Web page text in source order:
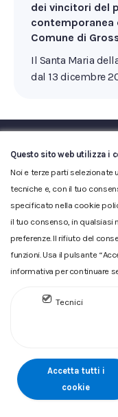
dei vincitori del
contemporanea
Comune di
Il Santa Maria
dal 13 dicembre
Glossario|Privacy
ACQUEDOTTO DEL
fiscale 00304790538
Questo sito web utilizza i
Noi e terze parti
tecniche e, con il tuo
specificato nella cookie
il tuo consenso, in
preferenze. Il rifiuto del
funzioni. Usa il pulsante
informativa per continuare
Tecnici
Accetta tutti i
cookie